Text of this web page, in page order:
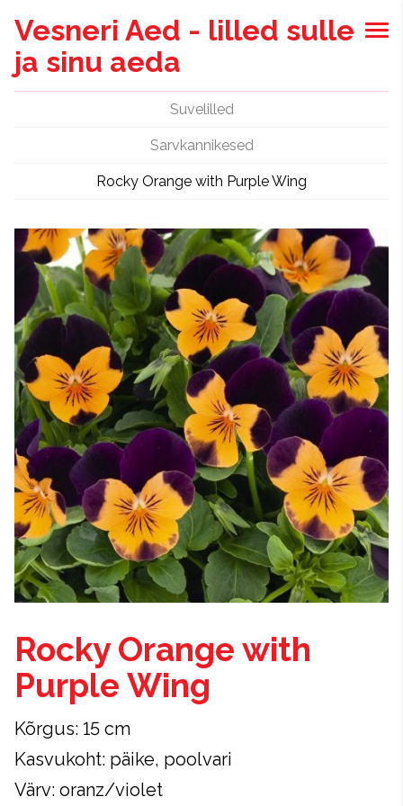
Vesneri Aed - lilled sulle
ja sinu aeda
Suvelilled
Sarvkannikesed
Rocky Orange with Purple Wing
Rocky Orange with
Purple Wing
Kõrgus: 15 cm
Kasvukoht: päike, poolvari
Värv: oranz/violet